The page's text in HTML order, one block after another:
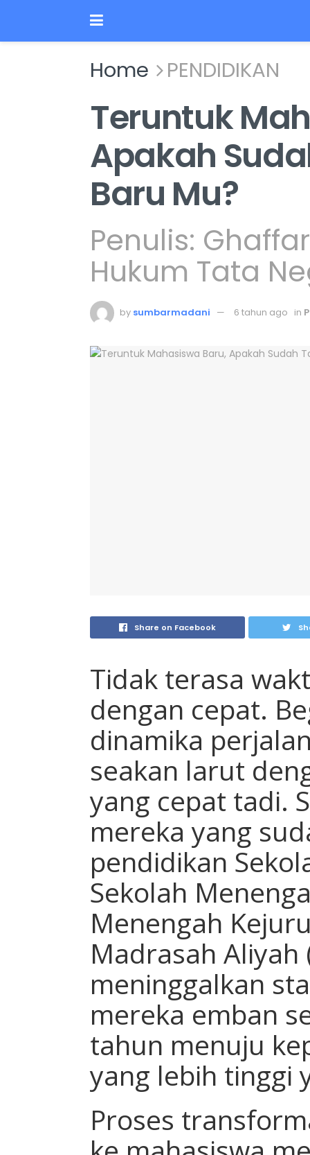
Home PENDIDIKAN
Teruntuk
Apakah
Baru Mu?
Penulis:
Hukum Tata
by sumbarmadani 6 tahun ago in
Share on Facebook
Tidak terasa
dengan cepat.
dinamika
seakan larut
yang cepat tadi.
mereka yang
pendidikan
Sekolah
Menengah
Madrasah
meninggalkan
mereka emban
tahun menuju
yang lebih tinggi
Proses